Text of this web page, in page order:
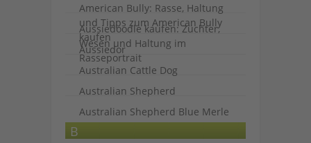
American Bully: Rasse, Haltung
und Tipps zum American Bully
kaufen
Aussiedoodle kaufen: Züchter,
Wesen und Haltung im
Rasseportrait
Aussiedor
Australian Cattle Dog
Australian Shepherd
Australian Shepherd Blue Merle
B